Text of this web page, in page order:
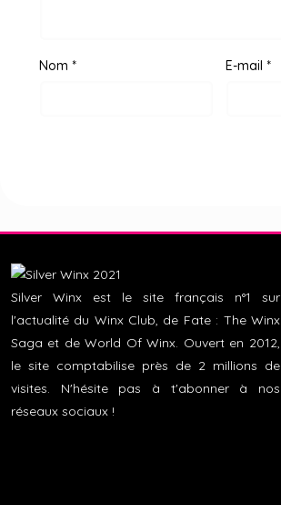
Nom* E-mail *
Silver Winx est le site français n°1 sur
l'actualité du Winx Club, de Fate : The Winx
Saga et de World Of Winx. Ouvert en 2012,
le site comptabilise près de 2 millions de
visites. N'hésite pas à t'abonner à nos
réseaux sociaux !